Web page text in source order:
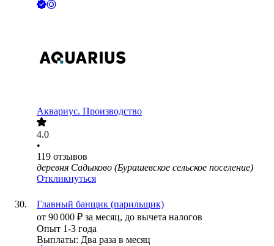
Аквариус. Производство
4.0
•
119 отзывов
деревня Садыково (Бурашевское сельское поселение)
Откликнуться
Главный банщик (парильщик)
от 90 000 ₽ за месяц, до вычета налогов
Опыт 1-3 года
Выплаты: Два раза в месяц